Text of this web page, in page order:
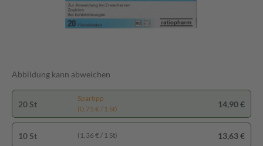
Abbildung kann abweichen
20 St
Spartipp
(0,75 € / 1 St)
14,90 €
10 St (1,36 € / 1 St) 13,63 €